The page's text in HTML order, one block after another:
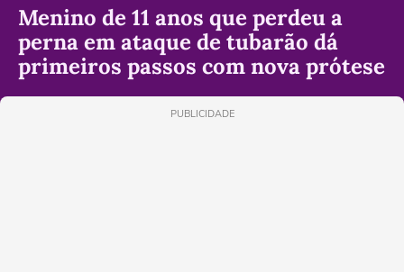
Menino de 11 anos que perdeu a
perna em ataque de tubarão dá
primeiros passos com nova prótese
PUBLICIDADE